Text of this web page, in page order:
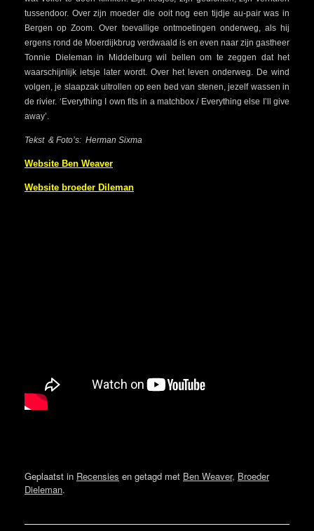
tussendoor. Over zijn moeder die ooit nog een tijdje au-pair was in
Bergen op Zoom. Over toevallige ontmoetingen onderweg, als hij
ergens rond de Moerdijkbrug verdwaald is en even naar zijn gastheer
Tonnie Dieleman in Middelburg wil bellen om te zeggen dat het
waarschijnlijk ietsje later wordt. Over het leven onderweg. De wind
volgen, je slaapzak uitrollen op een bed van stenen, jezelf wassen in
de rivier. ‘Everything I own fits in a matchbox / Everything else I’ll give
away’.
Tekst & Foto’s: Herman Sixma
Website Ben Weaver
Website broeder Dileman
Geplaatst in Recensies en getagd met Ben Weaver, Broeder
Dieleman.